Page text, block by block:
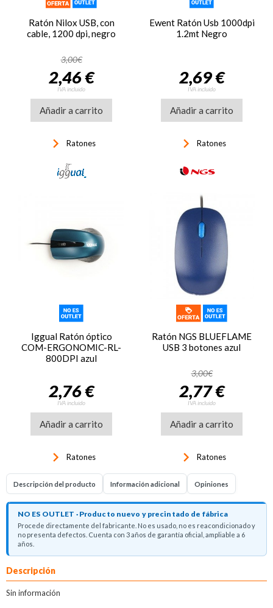
Ratón Nilox USB, con
cable, 1200 dpi, negro
3,00€
2,46 €
IVA incluido
Añadir a carrito
keyboard_arrow_right Ratones
Ewent Ratón Usb 1000dpi
1.2mt Negro
2,69 €
IVA incluido
Añadir a carrito
keyboard_arrow_right Ratones
Iggual Ratón óptico
COM-ERGONOMIC-RL-
800DPI azul
2,76 €
IVA incluido
Añadir a carrito
keyboard_arrow_right Ratones
Ratón NGS BLUEFLAME
USB 3 botones azul
3,00€
2,77 €
IVA incluido
Añadir a carrito
keyboard_arrow_right Ratones
Descripción del producto Información adicional Opiniones
NO ES OUTLET · Producto nuevo y precintado de fábrica
Procede directamente del fabricante. No es usado, no es reacondicionado y
no presenta defectos. Cuenta con 3 años de garantía oficial, ampliable a 6
años.
Descripción
Sin información